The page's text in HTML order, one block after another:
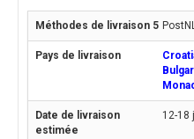
12-18